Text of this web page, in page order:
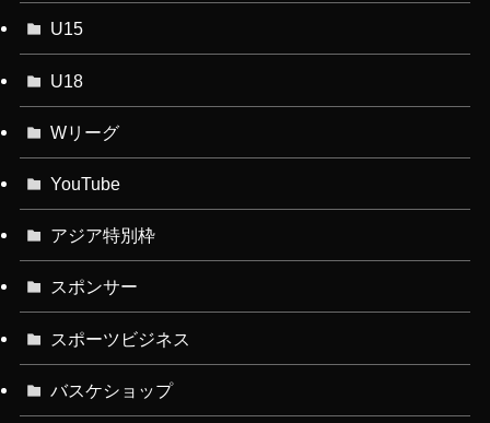
U15
U18
Wリーグ
YouTube
アジア特別枠
スポンサー
スポーツビジネス
バスケショップ